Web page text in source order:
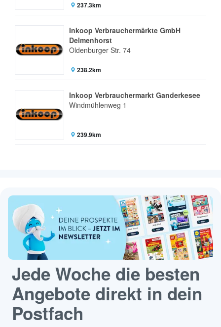
237.3km
Inkoop Verbrauchermärkte GmbH
Delmenhorst
Oldenburger Str. 74
238.2km
Inkoop Verbrauchermarkt Ganderkesee
Windmühlenweg 1
239.9km
Jede Woche die besten
Angebote direkt in dein
Postfach